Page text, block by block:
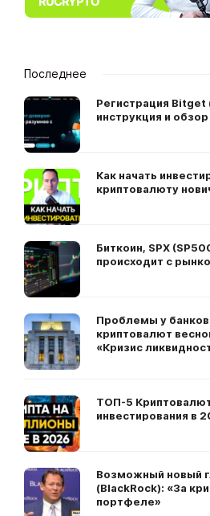
Последнее
Регистрация Bitget
инструкция и обзор
Как начать
криптовалюту
Биткоин, SPX
происходит с
Проблемы у
криптовалют
«Кризис
ТОП-5
инвестирования в
Возможный новый
(BlackRock): «За
портфеле»